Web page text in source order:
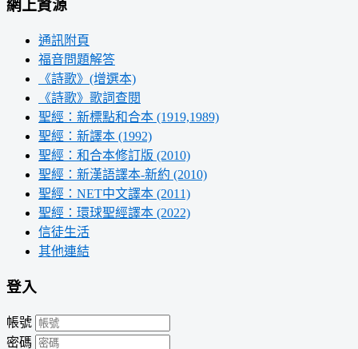
通訊附頁
福音問題解答
《詩歌》(增選本)
《詩歌》歌詞查閱
聖經：新標點和合本 (1919,1989)
聖經：新譯本 (1992)
聖經：和合本修訂版 (2010)
聖經：新漢語譯本-新約 (2010)
聖經：NET中文譯本 (2011)
聖經：環球聖經譯本 (2022)
信徒生活
其他連結
登入
帳號
密碼